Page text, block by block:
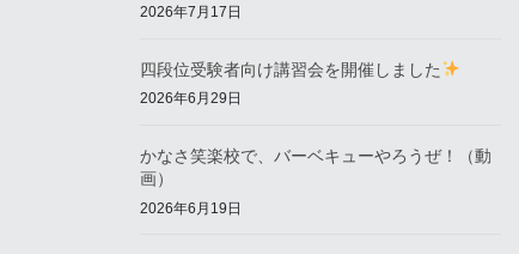
2026年7月17日
四段位受験者向け講習会を開催しました
2026年6月29日
かなさ笑楽校で、バーベキューやろうぜ！（動
画）
2026年6月19日